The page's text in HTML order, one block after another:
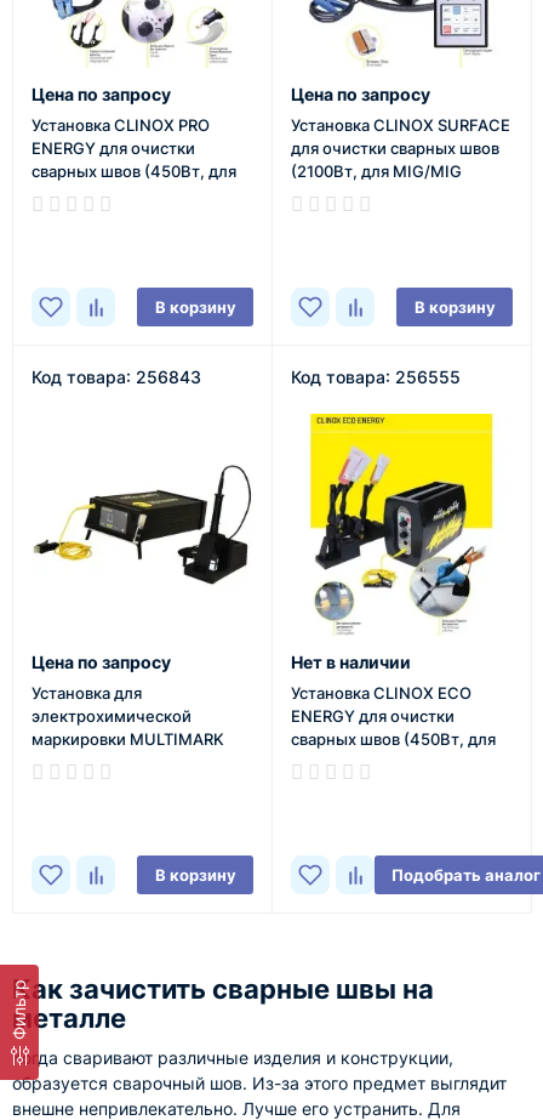
Фильтр
Цена по запросу
Установка CLINOX PRO
ENERGY для очистки
сварных швов (450Вт, для
MIG Pulse/TIG, авт.насос)
В корзину
Цена по запросу
Установка CLINOX SURFACE
для очистки сварных швов
(2100Вт, для MIG/MIG
Pulse/TIG, авт.насос,
насадка 10см)
В корзину
Код товара: 256843
Цена по запросу
Установка для
электрохимической
маркировки MULTIMARK
В корзину
Код товара: 256555
Нет в наличии
Установка CLINOX ECO
ENERGY для очистки
сварных швов (450Вт, для
TIG, ручн. помпа)
Подобрать аналог
Как зачистить сварные швы на
металле
Когда сваривают различные изделия и конструкции,
образуется сварочный шов. Из-за этого предмет выглядит
внешне непривлекательно. Лучше его устранить. Для